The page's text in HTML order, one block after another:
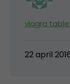
viagra
22 april